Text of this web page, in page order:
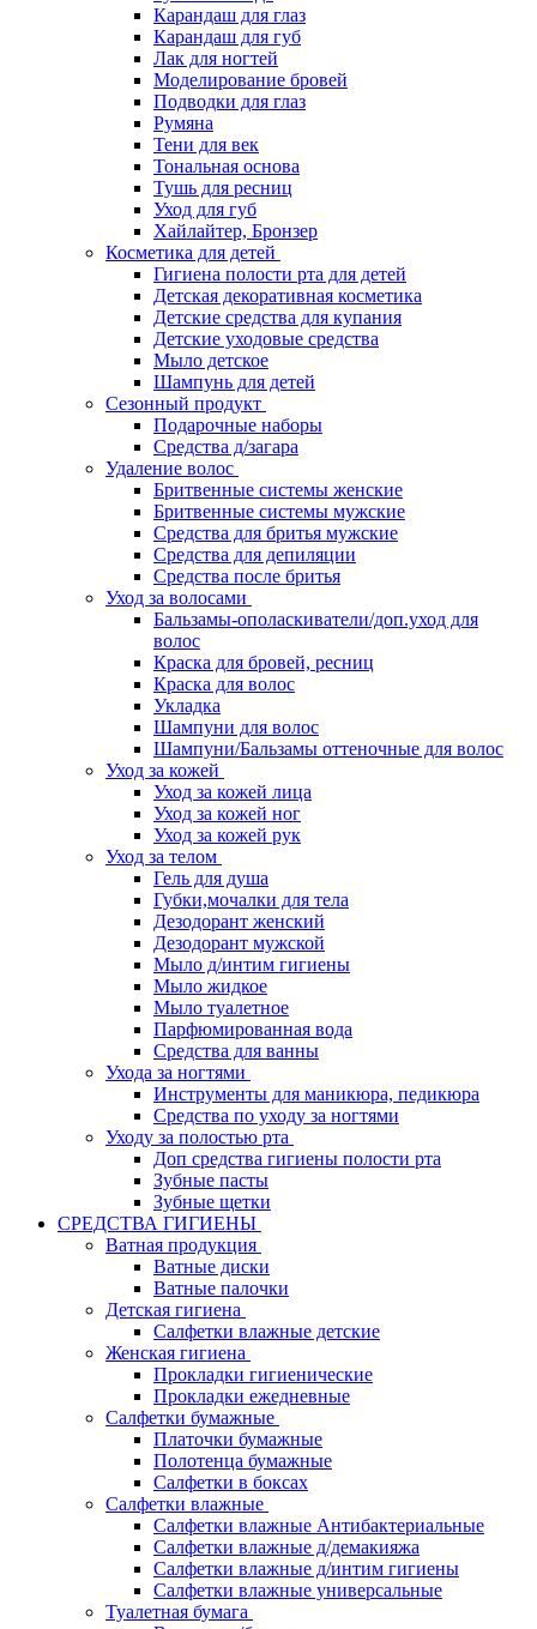
Карандаш для глаз
Карандаш для губ
Лак для ногтей
Моделирование бровей
Подводки для глаз
Румяна
Тени для век
Тональная основа
Тушь для ресниц
Уход для губ
Хайлайтер, Бронзер
Косметика для детей
Гигиена полости рта для детей
Детская декоративная косметика
Детские средства для купания
Детские уходовые средства
Мыло детское
Шампунь для детей
Сезонный продукт
Подарочные наборы
Средства д/загара
Удаление волос
Бритвенные системы женские
Бритвенные системы мужские
Средства для бритья мужские
Средства для депиляции
Средства после бритья
Уход за волосами
Бальзамы-ополаскиватели/доп.уход для
волос
Краска для бровей, ресниц
Краска для волос
Укладка
Шампуни для волос
Шампуни/Бальзамы оттеночные для волос
Уход за кожей
Уход за кожей лица
Уход за кожей ног
Уход за кожей рук
Уход за телом
Гель для душа
Губки,мочалки для тела
Дезодорант женский
Дезодорант мужской
Мыло д/интим гигиены
Мыло жидкое
Мыло туалетное
Парфюмированная вода
Средства для ванны
Ухода за ногтями
Инструменты для маникюра, педикюра
Средства по уходу за ногтями
Уходу за полостью рта
Доп средства гигиены полости рта
Зубные пасты
Зубные щетки
СРЕДСТВА ГИГИЕНЫ
Ватная продукция
Ватные диски
Ватные палочки
Детская гигиена
Салфетки влажные детские
Женская гигиена
Прокладки гигиенические
Прокладки ежедневные
Салфетки бумажные
Платочки бумажные
Полотенца бумажные
Салфетки в боксах
Салфетки влажные
Салфетки влажные Антибактериальные
Салфетки влажные д/демакияжа
Салфетки влажные д/интим гигиены
Салфетки влажные универсальные
Туалетная бумага